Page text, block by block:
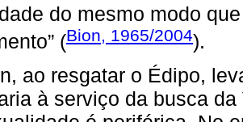
do mesmo modo
(Bion, 1965/2004).
ao resgatar o Édipo,
à serviço da busca